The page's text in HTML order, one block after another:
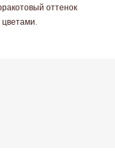
оттенок
цветами.